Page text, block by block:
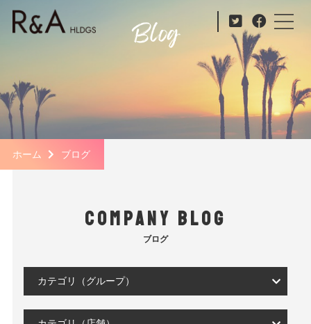
ホーム ブログ
COMPANY BLOG
ブログ
カテゴリ（グループ）